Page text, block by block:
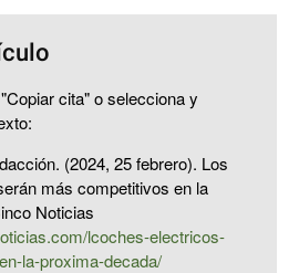
cita" o selecciona y
(2024, 25 febrero). Los
más competitivos en la
Noticias
lcoches-electricos-
la-proxima-decada/